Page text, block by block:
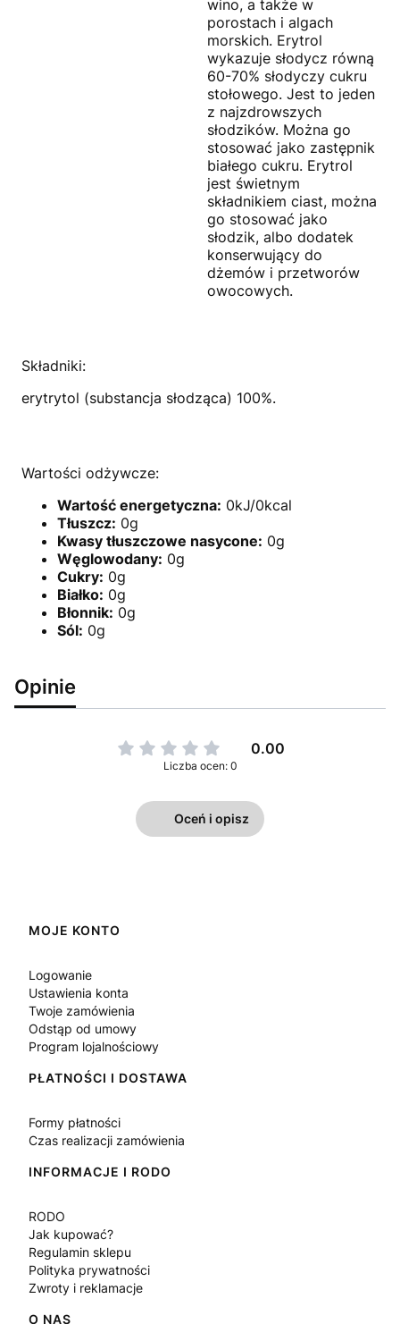
wino, a także w
porostach i algach
morskich. Erytrol
wykazuje słodycz równą
60-70% słodyczy cukru
stołowego. Jest to jeden
z najzdrowszych
słodzików. Można go
stosować jako zastępnik
białego cukru. Erytrol
jest świetnym
składnikiem ciast, można
go stosować jako
słodzik, albo dodatek
konserwujący do
dżemów i przetworów
owocowych.
Składniki:
erytrytol (substancja słodząca) 100%.
Wartości odżywcze:
Wartość energetyczna: 0kJ/0kcal
Tłuszcz: 0g
Kwasy tłuszczowe nasycone: 0g
Węglowodany: 0g
Cukry: 0g
Białko: 0g
Błonnik: 0g
Sól: 0g
Opinie
0.00
Liczba ocen: 0
Oceń i opisz
Linki w stopce
MOJE KONTO
Logowanie
Ustawienia konta
Twoje zamówienia
Odstąp od umowy
Program lojalnościowy
PŁATNOŚCI I DOSTAWA
Formy płatności
Czas realizacji zamówienia
INFORMACJE I RODO
RODO
Jak kupować?
Regulamin sklepu
Polityka prywatności
Zwroty i reklamacje
O NAS